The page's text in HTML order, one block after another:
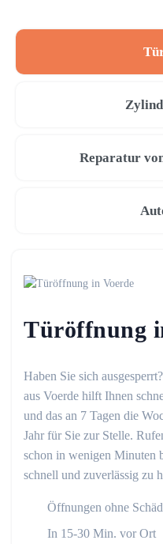
Reparatur
Türöffnung
Haben Sie sich
aus Voerde hilft Ihnen
und das an 7 Tagen die
Jahr für Sie zur Stelle.
schon in wenigen Minuten
schnell und zuverlässig zu
Öffnungen ohne
In 15-30 Min. vor Ort